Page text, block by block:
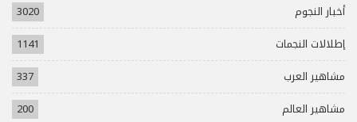
أخبار النجوم
3020
إطلالات النجمات
1141
مشاهير العرب
337
مشاهير العالم
200